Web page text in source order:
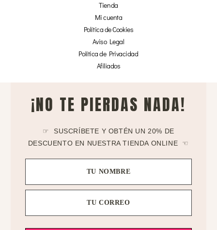
Tienda
Mi cuenta
Política de Cookies
Aviso Legal
Política de Privacidad
Afiliados
¡NO TE PIERDAS NADA!
☞ SUSCRÍBETE Y OBTÉN UN 20% DE
DESCUENTO EN NUESTRA TIENDA ONLINE ☜
TU NOMBRE
TU CORREO